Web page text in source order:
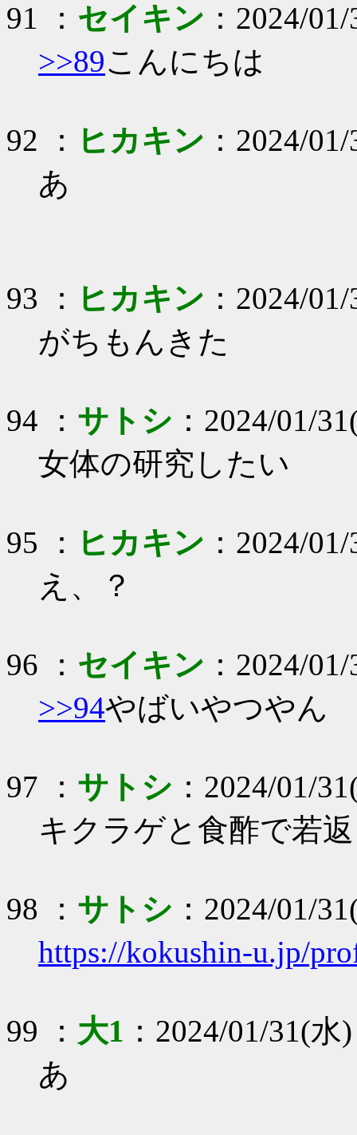
91 ： セイキン ：2024/
>>89こんにちは
92 ： ヒカキン ：2024/
あ
93 ： ヒカキン ：2024/
がちもんきた
94 ： サトシ ：2024/01/
女体の研究したい
95 ： ヒカキン ：2024/
え、？
96 ： セイキン ：2024/
>>94やばいやつやん
97 ： サトシ ：2024/01/
キクラゲと食酢で若
98 ： サトシ ：2024/01/
https://kokushin-u.jp/
99 ： 大1 ：2024/01/31(
あ